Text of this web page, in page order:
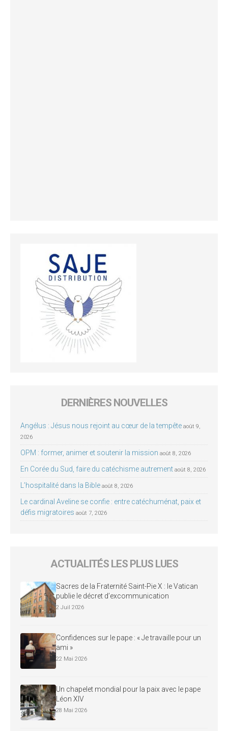
DERNIÈRES NOUVELLES
Angélus : Jésus nous rejoint au cœur de la tempête août 9,
2026
OPM : former, animer et soutenir la mission août 8, 2026
En Corée du Sud, faire du catéchisme autrement août 8, 2026
L’hospitalité dans la Bible août 8, 2026
Le cardinal Aveline se confie : entre catéchuménat, paix et
défis migratoires août 7, 2026
ACTUALITÉS LES PLUS LUES
Sacres de la Fraternité Saint-Pie X : le Vatican
publie le décret d’excommunication
2 Juil 2026
Confidences sur le pape : « Je travaille pour un
ami »
22 Mai 2026
Un chapelet mondial pour la paix avec le pape
Léon XIV
28 Mai 2026